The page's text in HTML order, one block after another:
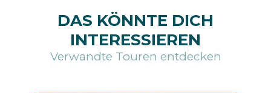
DAS KÖNNTE DICH
INTERESSIEREN
Verwandte Touren entdecken